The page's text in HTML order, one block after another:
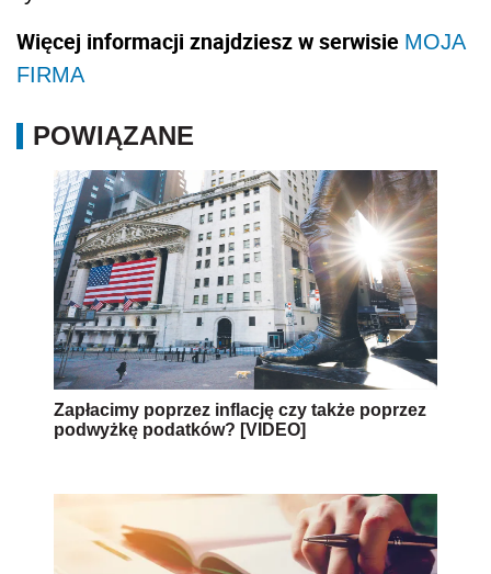
Więcej informacji znajdziesz w serwisie MOJA
FIRMA
POWIĄZANE
Zapłacimy poprzez inflację czy także poprzez
podwyżkę podatków? [VIDEO]